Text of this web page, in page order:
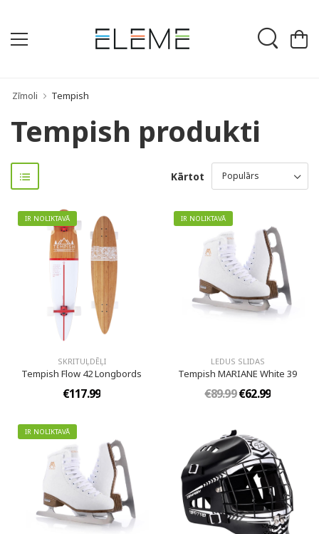
Zīmoli Tempish
Tempish produkti
Kārtot
IR NOLIKTAVĀ
SKRITUĻDĒĻI
Tempish Flow 42 Longbords
€117.99
IR NOLIKTAVĀ
LEDUS SLIDAS
Tempish MARIANE White 39
€89.99€62.99
IR NOLIKTAVĀ